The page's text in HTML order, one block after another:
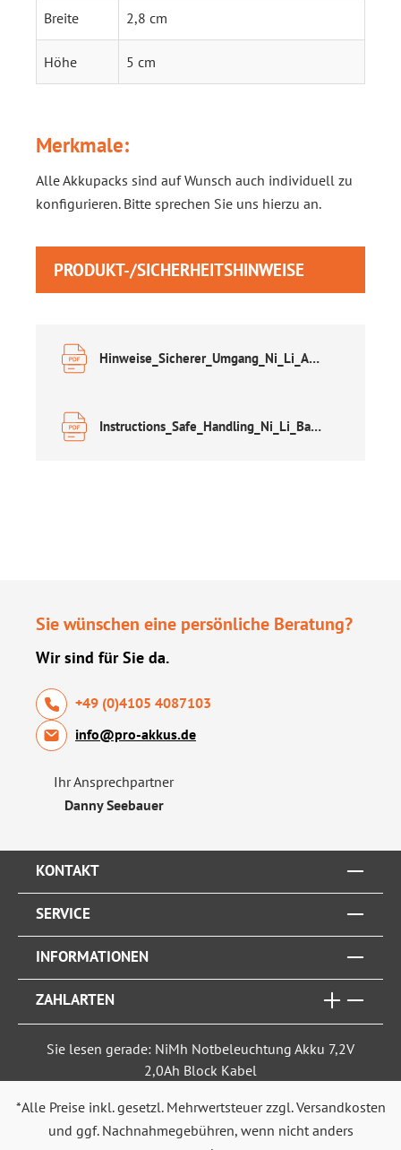
Breite 2,8 cm
Höhe 5 cm
Merkmale:
Alle Akkupacks sind auf Wunsch auch individuell zu
konfigurieren. Bitte sprechen Sie uns hierzu an.
PRODUKT-/SICHERHEITSHINWEISE
Hinweise_Sicherer_Umgang_Ni_Li_Akkus DE.pdf
Instructions_Safe_Handling_Ni_Li_Batteries EN.pdf
Sie wünschen eine persönliche Beratung?
Wir sind für Sie da.
+49 (0)4105 4087103
info@pro-akkus.de
Ihr Ansprechpartner
Danny Seebauer
KONTAKT
SERVICE
INFORMATIONEN
ZAHLARTEN
Sie lesen gerade: NiMh Notbeleuchtung Akku 7,2V
2,0Ah Block Kabel
*Alle Preise inkl. gesetzl. Mehrwertsteuer zzgl.Versandkosten
und ggf. Nachnahmegebühren, wenn nicht anders